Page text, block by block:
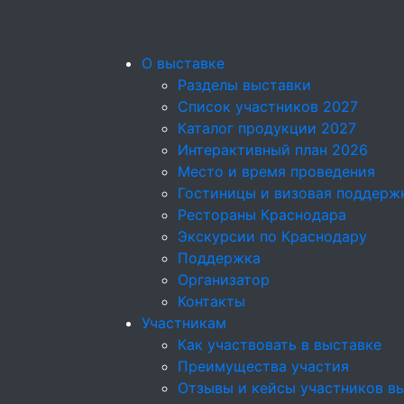
О выставке
Разделы выставки
Список участников 2027
Каталог продукции 2027
Интерактивный план 2026
Место и время проведения
Гостиницы и визовая
Рестораны Краснодара
Экскурсии по Краснодару
Поддержка
Организатор
Контакты
Участникам
Как участвовать в выставке
Преимущества участия
Отзывы и кейсы участников